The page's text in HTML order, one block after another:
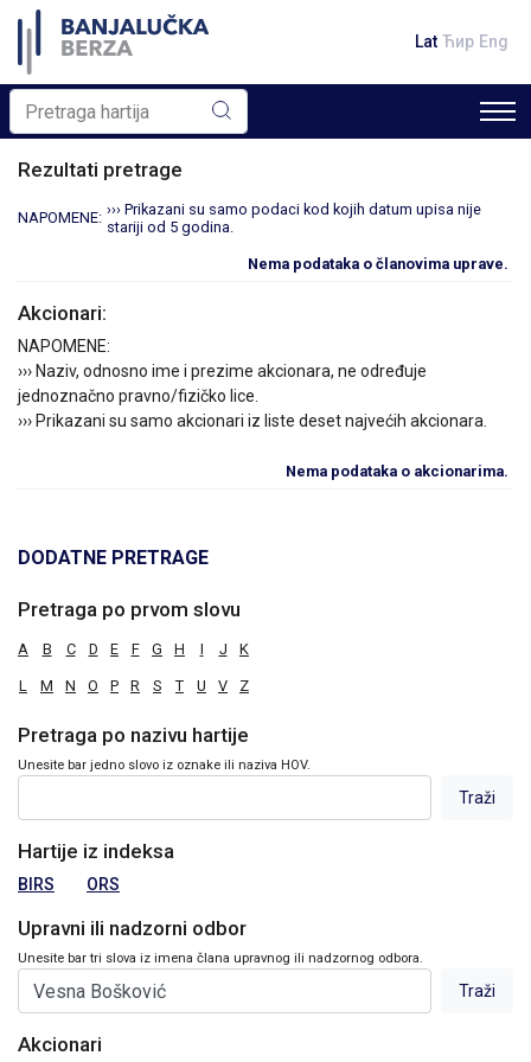
Lat Ћир Eng
Rezultati pretrage
NAPOMENE: ››› Prikazani su samo podaci kod kojih datum upisa nije
stariji od 5 godina.
Nema podataka o članovima uprave.
Akcionari:
NAPOMENE:
››› Naziv, odnosno ime i prezime akcionara, ne određuje
jednoznačno pravno/fizičko lice.
››› Prikazani su samo akcionari iz liste deset najvećih akcionara.
Nema podataka o akcionarima.
DODATNE PRETRAGE
Pretraga po prvom slovu
A B C D E F G H I J K
L M N O P R S T U V Z
Pretraga po nazivu hartije
Unesite bar jedno slovo iz oznake ili naziva HOV.
Hartije iz indeksa
BIRS ORS
Upravni ili nadzorni odbor
Unesite bar tri slova iz imena člana upravnog ili nadzornog odbora.
Akcionari